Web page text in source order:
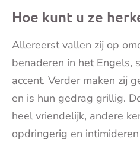
Hoe kunt u ze
Allereerst vallen zij op
benaderen in het Engels,
accent. Verder maken zij
en is hun gedrag grillig.
heel vriendelijk, andere
opdringerig en